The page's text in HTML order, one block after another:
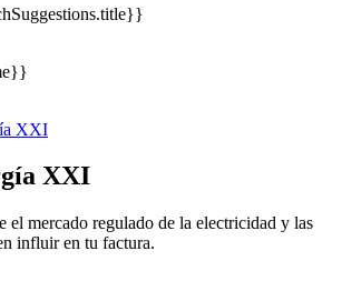
XXI
XXI
el mercado regulado de la electricidad y las
influir en tu factura.